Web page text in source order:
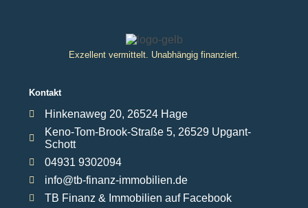
Exzellent vermittelt. Unabhängig finanziert.
Kontakt
Hinkenaweg 20, 26524 Hage
Keno-Tom-Brook-Straße 5, 26529 Upgant-
Schott
04931 9302094
info@tb-finanz-immobilien.de
TB Finanz & Immobilien auf Facebook